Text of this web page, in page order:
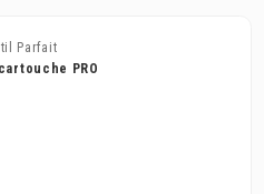
Parfait
PRO